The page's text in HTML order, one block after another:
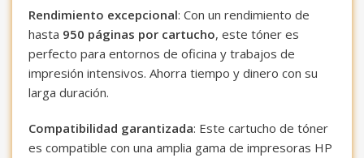
Rendimiento excepcional: Con un rendimiento de
hasta 950 páginas por cartucho, este tóner es
perfecto para entornos de oficina y trabajos de
impresión intensivos. Ahorra tiempo y dinero con su
larga duración.
Compatibilidad garantizada: Este cartucho de tóner
es compatible con una amplia gama de impresoras HP